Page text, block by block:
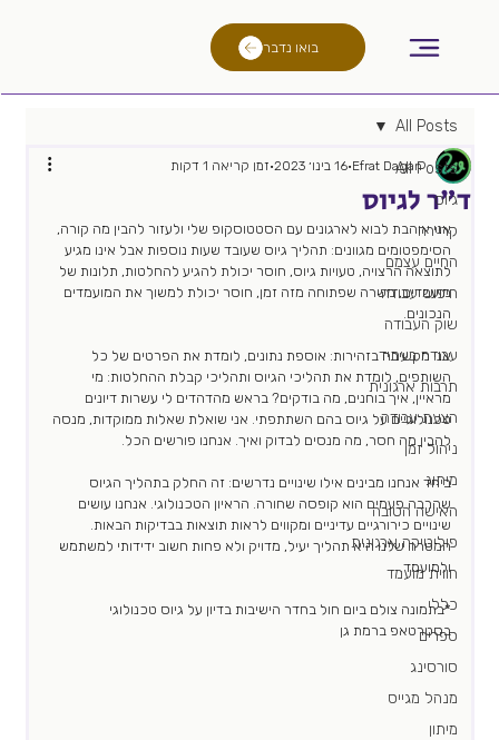
בואו נדבר
All Posts
גיוס
קריירה
החיים עצמם
חיפוש עבודה
שוק העבודה
עבודה בעתיד
תרבות ארגונית
הצעת עבודה
ניהול זמן
מיתוג
האישה הטובה
פוליטיקה ארגונית
חווית מועמד
כללי
ספרים
סורסינג
מנהל מגייס
מיתון
All Posts
ד״ר לגיוס
Efrat Dagan 16 בינו׳ 2023 זמן קריאה 1 דקות
אני אוהבת לבוא לארגונים עם הסטטוסקופ שלי ולעזור להבין מה קורה,
הסימפטומים מגוונים: תהליך גיוס שעובד שעות נוספות אבל אינו מגיע
לתוצאה הרצויה, טעויות גיוס, חוסר יכולת להגיע להחלטות, תלונות של
מועמדים, משרה שפתוחה מזה זמן, חוסר יכולת למשוך את המועמדים
הנכונים.
אני מקשיבה בזהירות: אוספת נתונים, לומדת את הפרטים של כל
השותפים, לומדת את תהליכי הגיוס ותהליכי קבלת ההחלטות: מי
מראיין, איך בוחנים, מה בודקים? בראש מהדהדים לי עשרות דיונים
טכנולוגיים על גיוס בהם השתתפתי. אני שואלת שאלות ממוקדות, מנסה
להבין מה חסר, מה מנסים לבדוק ואיך. אנחנו פורשים הכל.
ביחד אנחנו מבינים אילו שינויים נדרשים: זה החלק בתהליך הגיוס
שהרבה פעמים הוא קופסה שחורה. הראיון הטכנולוגי. אנחנו עושים
שינויים כירורגיים עדיניים ומקווים לראות תוצאות בבדיקות הבאות.
המטרה שלנו היא תהליך יעיל, מדויק ולא פחות חשוב ידידותי למשתמש
ולמועמד.
*בתמונה צולם ביום חול בחדר הישיבות בדיון על גיוס טכנולוגי
בסטרטאפ ברמת גן